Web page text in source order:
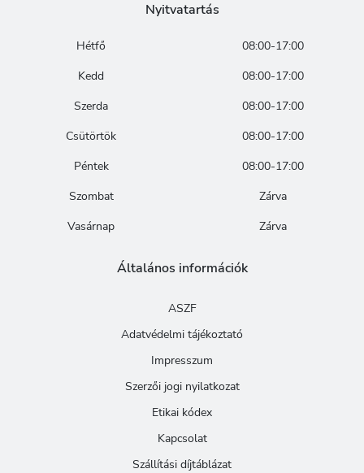
Nyitvatartás
Hétfő
08:00-17:00
Kedd
08:00-17:00
Szerda
08:00-17:00
Csütörtök
08:00-17:00
Péntek
08:00-17:00
Szombat
Zárva
Vasárnap
Zárva
Általános információk
ASZF
Adatvédelmi tájékoztató
Impresszum
Szerzői jogi nyilatkozat
Etikai kódex
Kapcsolat
Szállítási díjtáblázat